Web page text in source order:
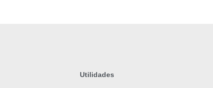
Utilidades